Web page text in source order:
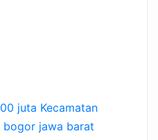
juta Kecamatan
bogor jawa barat